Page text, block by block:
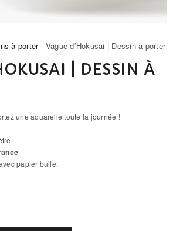
à porter- Vague d’Hokusai | Dessin à porter
| DESSIN À
une aquarelle toute la journée !
papier bulle.